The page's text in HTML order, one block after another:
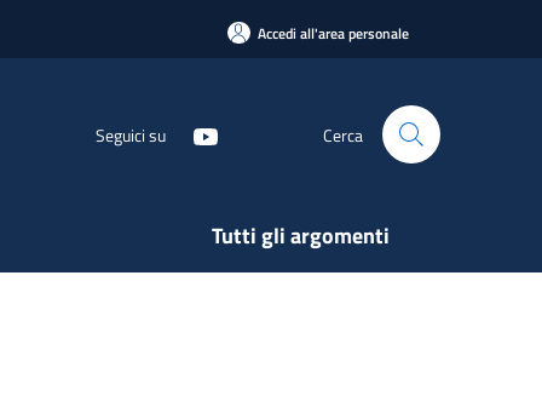
Accedi all'area personale
Seguici su Cerca
Tutti gli argomenti